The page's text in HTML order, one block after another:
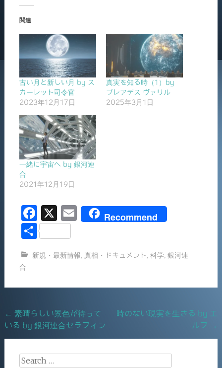
関連
古い月と新しい月 by ス
カーレット司令官
2023年12月17日
真実を知る時（1）by
プレアデス ヴァリル
2025年3月1日
一緒に宇宙へ by 銀河連
合
2021年12月19日
F
a
e
o
o
k
X
E
l
Recommend
共
新規・最新情報 真相・ドキュメント 科学 銀河連
合
Post
navigation
← 素晴らしい景色が待って
いる by 銀河連合セラフィン
時のない現実を生きる by エ
ルフ →
Search